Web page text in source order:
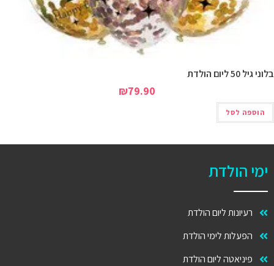
₪
לסל
ליום הולדת
לימי הולדת
ליום הולדת